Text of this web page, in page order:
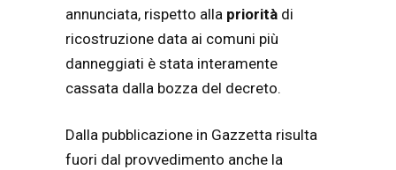
annunciata, rispetto alla priorità di
ricostruzione data ai comuni più
danneggiati è stata interamente
cassata dalla bozza del decreto.
Dalla pubblicazione in Gazzetta risulta
fuori dal provvedimento anche la